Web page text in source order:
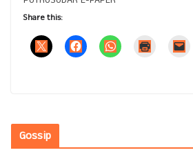
Share this:
Gossip